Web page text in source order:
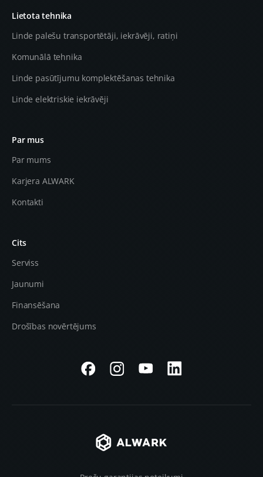
Lietota tehnika
Linde palešu transportētāji, iekrāvēji, ratiņi
Komunālā tehnika
Linde pasūtījumu komplektēšanas tehnika
Linde elektriskie iekrāvēji
Par mus
Par mums
Karjera ALWARK
Kontakti
Cits
Serviss
Jaunumi
Finansēšana
Drošības novērtējums